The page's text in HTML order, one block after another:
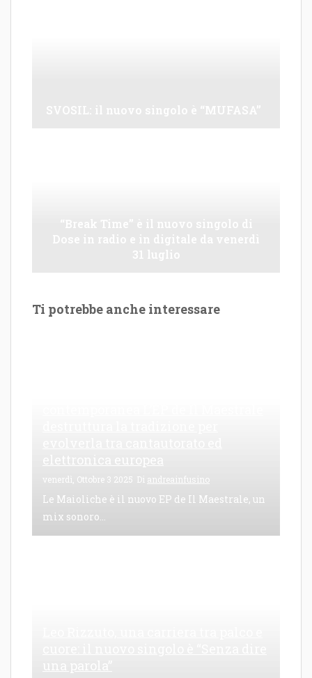
Ti potrebbe anche interessare
venerdì, Ottobre 3 2025 Di andreainfusino
Le Maioliche è il nuovo EP de Il Maestrale, un
mix sonoro...